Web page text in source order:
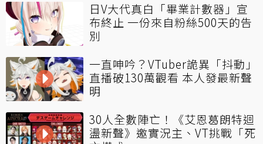
日V大代真白「畢業計數器」宣
布終止 一份來自粉絲500天的告
別
一直呻吟？VTuber詭異「抖動」
直播破130萬觀看 本人發最新聲
明
30人全數陣亡！《艾恩葛朗特迴
盪新聲》邀實況主、VT挑戰「死